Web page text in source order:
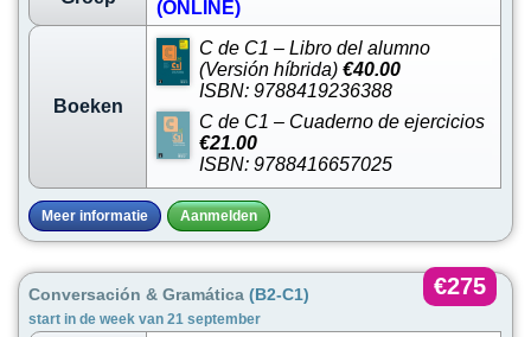
(ONLINE)
Boeken
C de C1 – Libro del alumno
(Versión híbrida) €40.00
ISBN: 9788419236388
C de C1 – Cuaderno de ejercicios
€21.00
ISBN: 9788416657025
Meer informatie Aanmelden
Conversación & Gramática (B2-C1)
start in de week van 21 september
€275